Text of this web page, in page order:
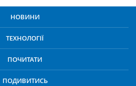
НОВИНИ
ТЕХНОЛОГІЇ
ПОЧИТАТИ
ПОДИВИТИСЬ